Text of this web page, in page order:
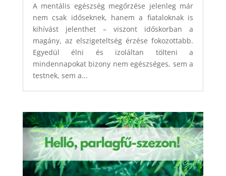
A mentális egészség megőrzése jelenleg már
nem csak időseknek, hanem a fiataloknak is
kihívást jelenthet – viszont időskorban a
magány, az elszigeteltség érzése fokozottabb.
Egyedül élni és izoláltan tölteni a
mindennapokat bizony nem egészséges, sem a
testnek, sem a...